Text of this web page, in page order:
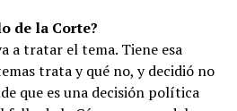
de la Corte?
a tratar el tema. Tiene esa
trata y qué no, y decidió no
que es una decisión política